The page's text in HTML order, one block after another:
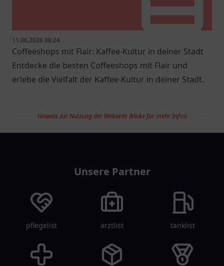
11.06.2026 08:24
Coffeeshops mit Flair: Kaffee-Kultur in deiner Stadt
Entdecke die besten Coffeeshops mit Flair und
erlebe die Vielfalt der Kaffee-Kultur in deiner Stadt.
Hinweis zur Nutzung der Webseite (klicke für mehr Infos)
Unsere Partner
pflegelist arztlist tanklist